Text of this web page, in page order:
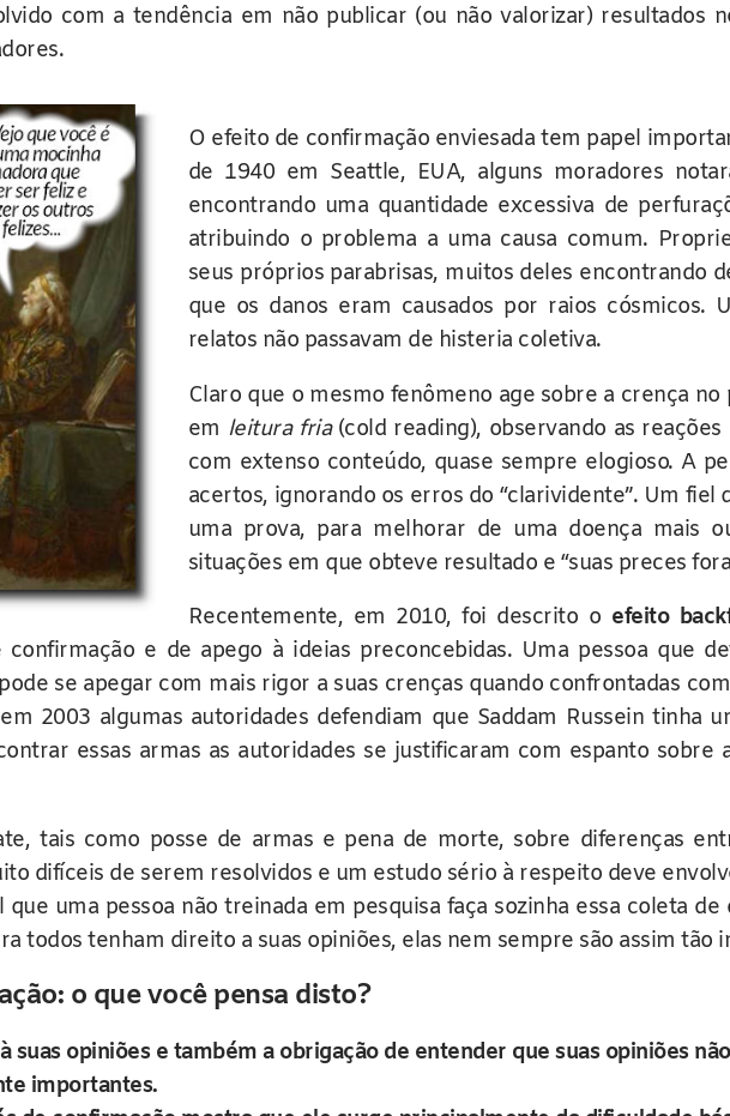
com a tendência em não publicar (ou não valorizar) resultados
O efeito de confirmação enviesada tem papel
de 1940 em Seattle, EUA, alguns moradores
encontrando uma quantidade excessiva de
atribuindo o problema a uma causa comum.
seus próprios parabrisas, muitos deles encontrando
que os danos eram causados por raios cósmicos.
relatos não passavam de histeria coletiva.
Claro que o mesmo fenômeno age sobre a crença
em leitura fria(cold reading), observando as
com extenso conteúdo, quase sempre elogioso. A
acertos, ignorando os erros do “clarividente”. Um fiel
uma prova, para melhorar de uma doença mais
situações em que obteve resultado e “suas preces
Recentemente, em 2010, foi descrito o efeito
confirmação e de apego à ideias preconcebidas. Uma pessoa que
se apegar com mais rigor a suas crenças quando confrontadas
2003 algumas autoridades defendiam que Saddam Russein tinha
essas armas as autoridades se justificaram com espanto sobre
tais como posse de armas e pena de morte, sobre diferenças
difíceis de serem resolvidos e um estudo sério à respeito deve
uma pessoa não treinada em pesquisa faça sozinha essa coleta
todos tenham direito a suas opiniões, elas nem sempre são assim tão
o que você pensa disto?
suas opiniões e também a obrigação de entender que suas opiniões
importantes.